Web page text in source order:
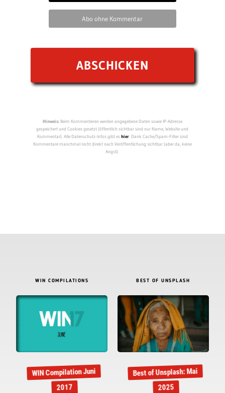
Abo ohne Kommentar
Hinweis:Beim Kommentieren werden angegebene Daten sowie IP-Adresse
gespeichert und Cookies gesetzt (öffentlich sichtbar sind nur Name, Website und
Kommentar). Alle Datenschutz-Infos gibt eshier. Dank Cache/Spam-Filter sind
Kommentare manchmal nicht direkt nach Veröffentlichung sichtbar (aber da, keine
Angst).
WIN COMPILATIONS
WIN Compilation Juni
2017
BEST OF UNSPLASH
Best of Unsplash: Mai
2025